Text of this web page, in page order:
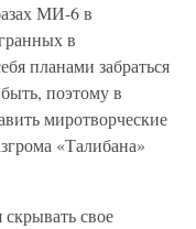
МИ-6 в
в
планами забраться
поэтому в
миротворческие
«Талибана»
свое